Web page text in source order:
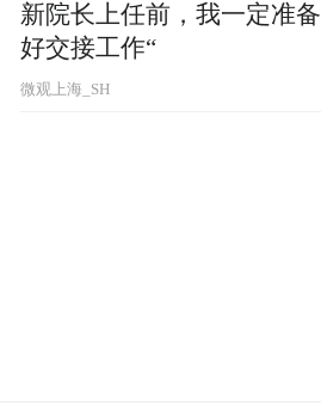
新院长上任前，我一定准备
好交接工作“
微观上海_SH